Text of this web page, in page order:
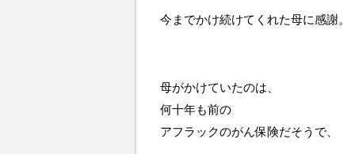
今までかけ続けてくれた母に感謝。
母がかけていたのは、
何十年も前の
アフラックのがん保険だそうで、